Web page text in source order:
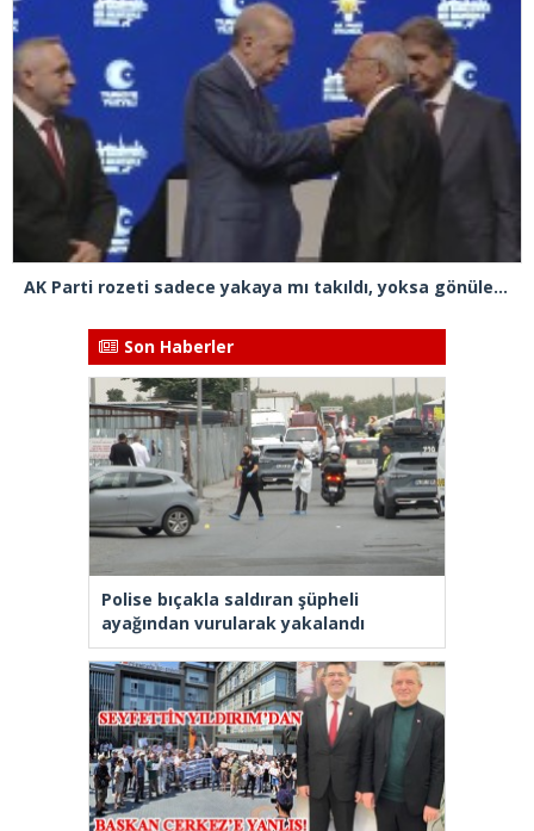
AK Parti rozeti sadece yakaya mı takıldı, yoksa gönüle takılmadı mı?
Son Haberler
Polise bıçakla saldıran şüpheli
ayağından vurularak yakalandı